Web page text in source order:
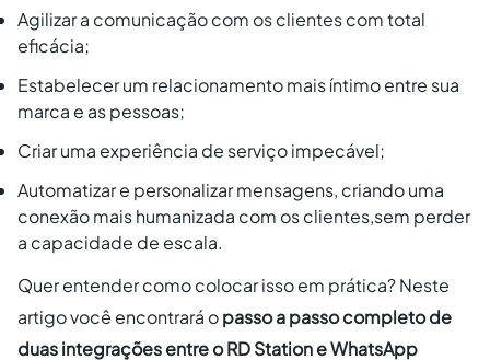
Agilizar a comunicação com os clientes com total
eficácia;
Estabelecer um relacionamento mais íntimo entre sua
marca e as pessoas;
Criar uma experiência de serviço impecável;
Automatizar e personalizar mensagens, criando uma
conexão mais humanizada com os clientes,sem perder
a capacidade de escala.
Quer entender como colocar isso em prática? Neste
artigo você encontrará opasso a passo completo de
duas integrações entre o RD Station e WhatsApp